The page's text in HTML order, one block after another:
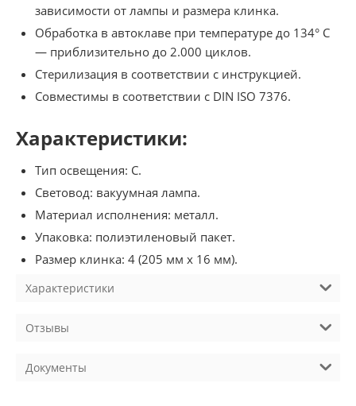
зависимости от лампы и размера клинка.
Обработка в автоклаве при температуре до 134° C
— приблизительно до 2.000 циклов.
Стерилизация в соответствии с инструкцией.
Совместимы в соответствии с DIN ISO 7376.
Характеристики:
Тип освещения: C.
Световод: вакуумная лампа.
Материал исполнения: металл.
Упаковка: полиэтиленовый пакет.
Размер клинка: 4 (205 мм x 16 мм).
Характеристики
Отзывы
Документы